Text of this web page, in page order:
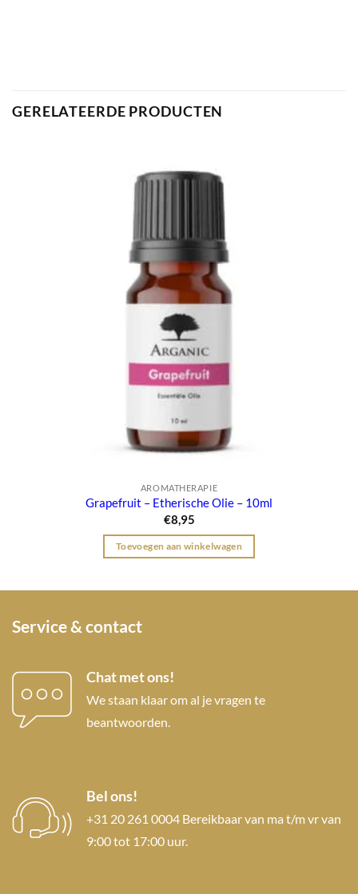
GERELATEERDE PRODUCTEN
AROMATHERAPIE
Grapefruit – Etherische Olie – 10ml
€8,95
Toevoegen aan winkelwagen
Service & contact
Chat met ons!
We staan klaar om al je vragen te
beantwoorden.
Bel ons!
+31 20 261 0004 Bereikbaar van ma t/m vr van
9:00 tot 17:00 uur.